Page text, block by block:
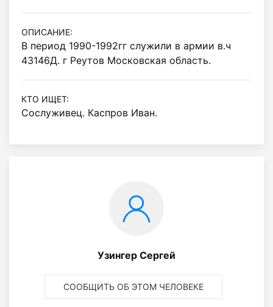
ОПИСАНИЕ:
В период 1990-1992гг служили в армии в.ч
43146Д. г Реутов Московская область.
КТО ИЩЕТ:
Сослуживец. Каспров Иван.
Узингер Сергей
СООБЩИТЬ ОБ ЭТОМ ЧЕЛОВЕКЕ